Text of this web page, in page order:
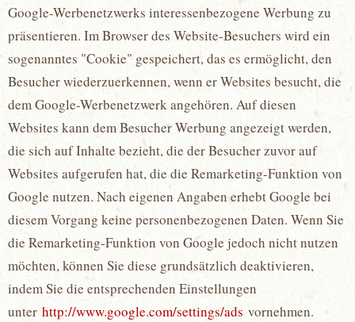
Google-Werbenetzwerks interessenbezogene Werbung zu
präsentieren. Im Browser des Website-Besuchers wird ein
sogenanntes "Cookie" gespeichert, das es ermöglicht, den
Besucher wiederzuerkennen, wenn er Websites besucht, die
dem Google-Werbenetzwerk angehören. Auf diesen
Websites kann dem Besucher Werbung angezeigt werden,
die sich auf Inhalte bezieht, die der Besucher zuvor auf
Websites aufgerufen hat, die die Remarketing-Funktion von
Google nutzen. Nach eigenen Angaben erhebt Google bei
diesem Vorgang keine personenbezogenen Daten. Wenn Sie
die Remarketing-Funktion von Google jedoch nicht nutzen
möchten, können Sie diese grundsätzlich deaktivieren,
indem Sie die entsprechenden Einstellungen
unter http://www.google.com/settings/ads vornehmen.